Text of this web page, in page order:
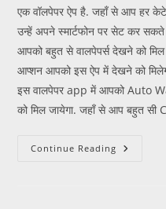
एक वॉलपेपर ऐप है. जहाँ से आप हर
उन्हें अपने स्मार्टफोन पर सेट कर
आपको बहुत से वालपेपर्स देखने को मिल
आप्शन आपको इस ऐप में देखने को
इस वालपेपर app में आपको Auto
को मिल जायेगा. जहाँ से आप बहुत
Continue Reading